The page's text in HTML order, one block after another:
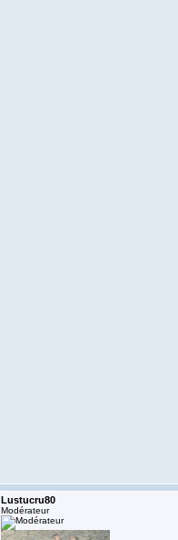
Lustucru80
Modérateur